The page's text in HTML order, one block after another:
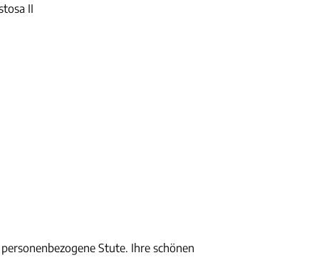
II
Stute. Ihre schönen